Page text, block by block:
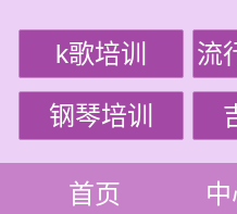
k歌培训 流
钢琴培训
首页